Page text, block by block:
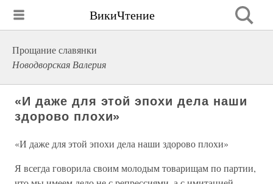
ВикиЧтение
Прощание славянки
Новодворская Валерия
«И даже для этой эпохи дела наши
здорово плохи»
«И даже для этой эпохи дела наши здорово плохи»
Я всегда говорила своим молодым товарищам по партии,